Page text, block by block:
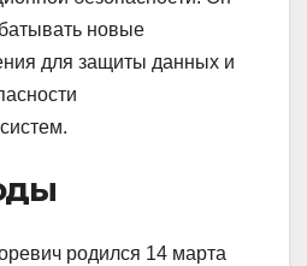
новые
для защиты данных и
родился 14 марта